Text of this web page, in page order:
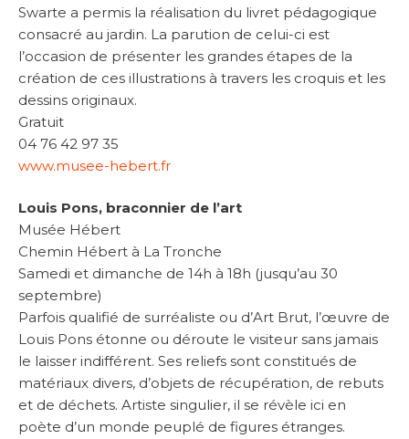
Swarte a permis la réalisation du livret pédagogique
consacré au jardin. La parution de celui-ci est
l’occasion de présenter les grandes étapes de la
création de ces illustrations à travers les croquis et les
dessins originaux.
Gratuit
04 76 42 97 35
www.musee-hebert.fr
Louis Pons, braconnier de l’art
Musée Hébert
Chemin Hébert à La Tronche
Samedi et dimanche de 14h à 18h (jusqu’au 30
septembre)
Parfois qualifié de surréaliste ou d’Art Brut, l’œuvre de
Louis Pons étonne ou déroute le visiteur sans jamais
le laisser indifférent. Ses reliefs sont constitués de
matériaux divers, d’objets de récupération, de rebuts
et de déchets. Artiste singulier, il se révèle ici en
poète d’un monde peuplé de figures étranges.